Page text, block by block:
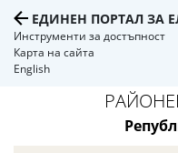
ЕДИНЕН ПОРТАЛ ЗА
Инструменти за достъпност
Карта на сайта
English